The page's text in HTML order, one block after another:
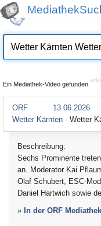
Ein Mediathek-Video gefunden.
ORF
13.06.2026
Wetter Kärnten - Wetter
Beschreibung:
Sechs Prominente
an. Moderator Kai
Olaf Schubert, ESC-
Daniel Hartwich sowie
» In der ORF